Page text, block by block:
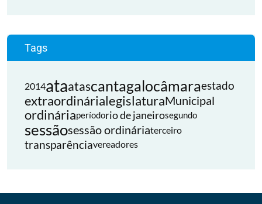
Tags
2014ataatascantagalocâmaraestado
extraordinárialegislaturaMunicipal
ordináriaperíodorio de janeirosegundo
sessãosessão ordináriaterceiro
transparênciavereadores